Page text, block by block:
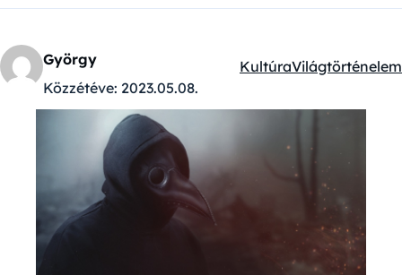
György
Közzétéve: 2023.05.08.
Kategóriák:
KultúraVilágtörténelem